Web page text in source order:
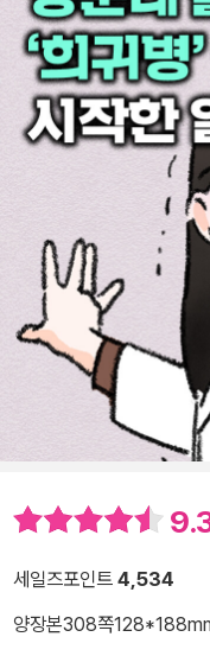
세일즈포인트 4,534
양장본308쪽